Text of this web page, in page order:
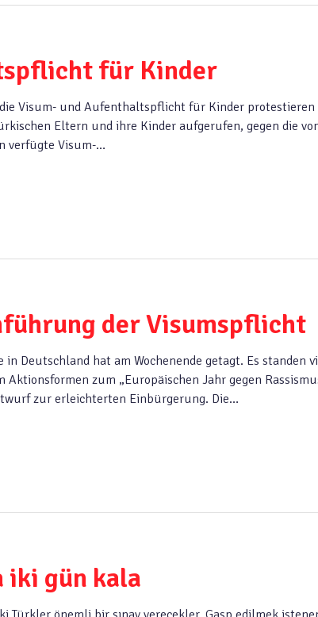
für Kinder
Visum- und Aufenthaltspflicht für Kinder protestieren
Eltern und ihre Kinder aufgerufen, gegen die
verfügte Visum-…
der Visumspflicht
in Deutschland hat am Wochenende getagt. Es standen
zum „Europäischen Jahr gegen
zur erleichterten Einbürgerung. Die…
gün kala